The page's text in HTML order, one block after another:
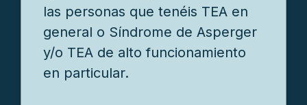
las personas que tenéis TEA en
general o Síndrome de Asperger
y/o TEA de alto funcionamiento
en particular.